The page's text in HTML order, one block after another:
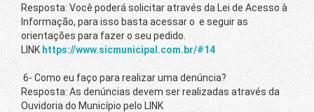
Resposta: Você poderá solicitar através da Lei de Acesso à
Informação, para isso basta acessar o e seguir as
orientações para fazer o seu pedido.
LINK https://www.sicmunicipal.com.br/#14
6- Como eu faço para realizar uma denúncia?
Resposta: As denúncias devem ser realizadas através da
Ouvidoria do Município pelo LINK